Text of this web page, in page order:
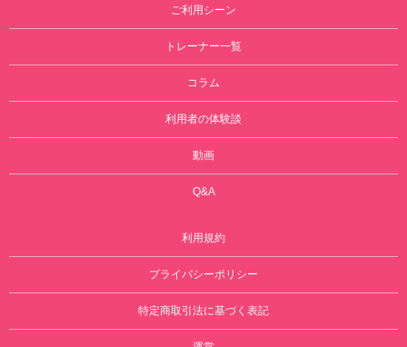
ご利用シーン
トレーナー一覧
コラム
利用者の体験談
動画
Q&A
利用規約
プライバシーポリシー
特定商取引法に基づく表記